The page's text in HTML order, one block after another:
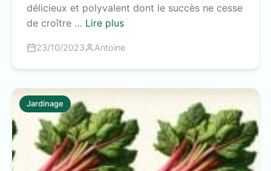
délicieux et polyvalent dont le succès ne cesse
de croître … Lire plus
23/10/2023 Antoine
Jardinage